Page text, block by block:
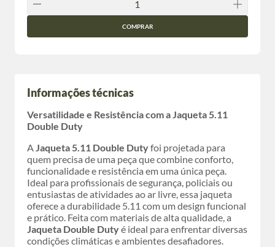
COMPRAR
Informações técnicas
Versatilidade e Resistência com a Jaqueta 5.11
Double Duty
AJaqueta 5.11 Double Dutyfoi projetada para
quem precisa de uma peça que combine conforto,
funcionalidade e resistência em uma única peça.
Ideal para profissionais de segurança, policiais ou
entusiastas de atividades ao ar livre, essa jaqueta
oferece a durabilidade 5.11 com um design funcional
e prático. Feita com materiais de alta qualidade, a
Jaqueta Double Dutyé ideal para enfrentar diversas
condições climáticas e ambientes desafiadores.